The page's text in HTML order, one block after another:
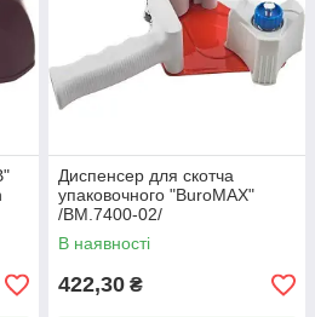
Диспенсер для скотча
упаковочного "BuroMAX"
/BM.7400-02/
В наявності
422,30 ₴